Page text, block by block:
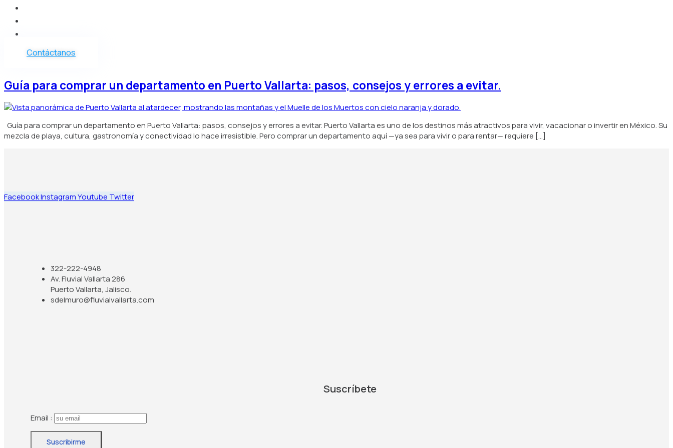
Contáctanos
Guía para comprar un departamento en Puerto Vallarta: pasos, consejos y errores a evitar.
Guía para comprar un departamento en Puerto Vallarta: pasos, consejos y errores a evitar. Puerto Vallarta es uno de los destinos más atractivos para vivir, vacacionar o invertir en México. Su
mezcla de playa, cultura, gastronomía y conectividad lo hace irresistible. Pero comprar un departamento aquí —ya sea para vivir o para rentar— requiere […]
FacebookInstagramYoutube Twitter
322-222-4948
Av. Fluvial Vallarta 286
Puerto Vallarta, Jalisco.
sdelmuro@fluvialvallarta.com
Suscríbete
Email :